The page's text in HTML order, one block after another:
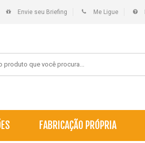
Envie seu Briefing Me Ligue
FABRICAÇÃO PRÓPRIA